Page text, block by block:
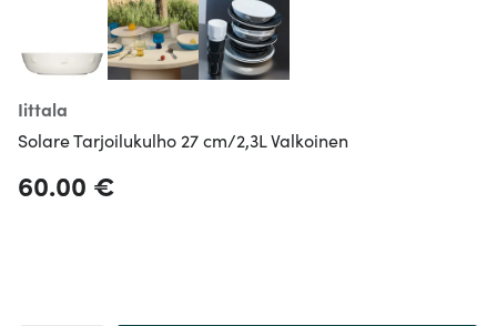
Iittala
Solare Tarjoilukulho 27 cm/2,3L Valkoinen
60.00 €